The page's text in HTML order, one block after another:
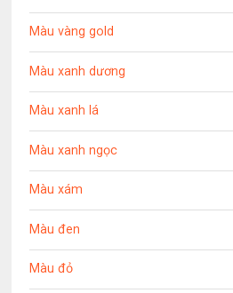
Màu vàng gold
Màu xanh dương
Màu xanh lá
Màu xanh ngọc
Màu xám
Màu đen
Màu đỏ